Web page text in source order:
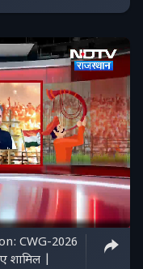
CWG-2026
शामिल |